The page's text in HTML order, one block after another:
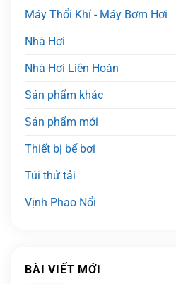
Máy Thổi Khí - Máy Bơm Hơi
Nhà Hơi
Nhà Hơi Liên Hoàn
Sản phẩm khác
Sản phẩm mới
Thiết bị bể bơi
Túi thử tải
Vịnh Phao Nổi
BÀI VIẾT MỚI